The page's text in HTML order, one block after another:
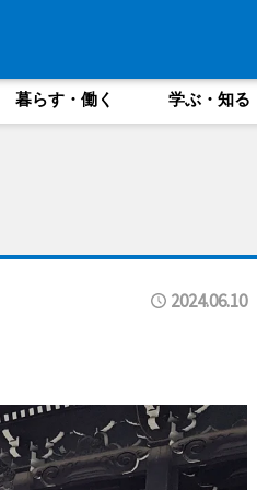
暮らす・働く 学ぶ・知る
2024.06.10